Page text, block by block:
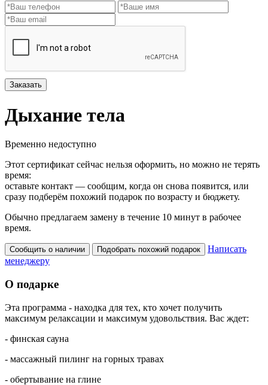
Заказать
Дыхание тела
Временно недоступно
Этот сертификат сейчас нельзя оформить, но можно не терять
время:
оставьте контакт — сообщим, когда он снова появится, или
сразу подберём похожий подарок по возрасту и бюджету.
Обычно предлагаем замену в течение 10 минут в рабочее
время.
Сообщить о наличии Подобрать похожий подарок
Написать
менеджеру
О подарке
Эта программа - находка для тех, кто хочет получить
максимум релаксации и максимум удовольствия. Вас ждет:
- финская сауна
- массажный пилинг на горных травах
- обертывание на глине